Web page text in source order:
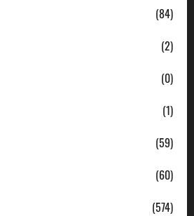
(84)
(2)
(0)
(1)
(59)
(60)
(574)